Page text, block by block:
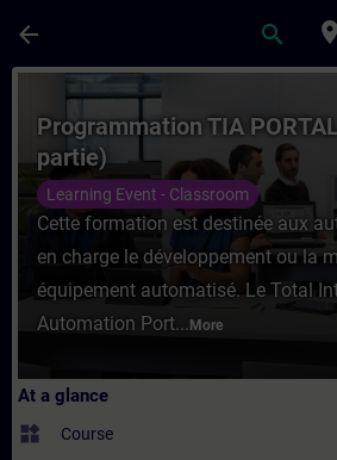
arrow_back search place
Course - Programmation
Programmation TIA
partie)
Learning Event - Classroom
Cette formation est destinée aux
en charge le développement ou la
équipement automatisé. Le Total
Automation Port... More
At a glance
widgets Course